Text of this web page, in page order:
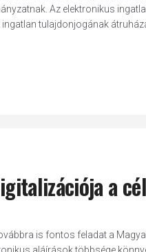
Az elektronikus
tulajdonjogának
a cél
is fontos feladat a